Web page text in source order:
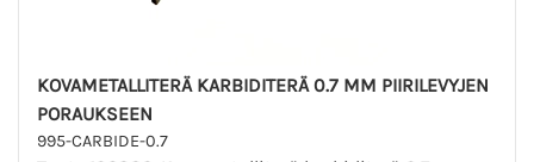
KOVAMETALLITERÄ KARBIDITERÄ 0.7 MM PIIRILEVYJEN
PORAUKSEEN
995-CARBIDE-0.7